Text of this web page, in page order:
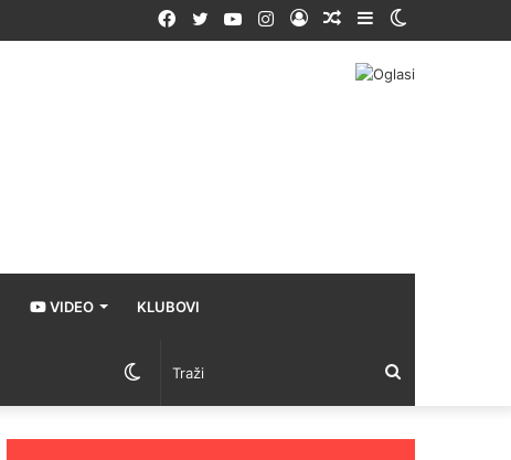
Sidebar
Random
Prijava
Instagram
YouTube
Twitter
Facebook
VIDEO KLUBOVI
Traži
Switch
skin